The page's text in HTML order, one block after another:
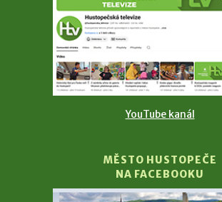
YouTube kanál
MĚSTO HUSTOPEČE
NA FACEBOOKU